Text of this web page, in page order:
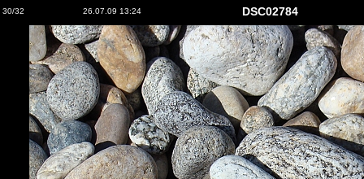
30/32 26.07.09 13:24 DSC02784